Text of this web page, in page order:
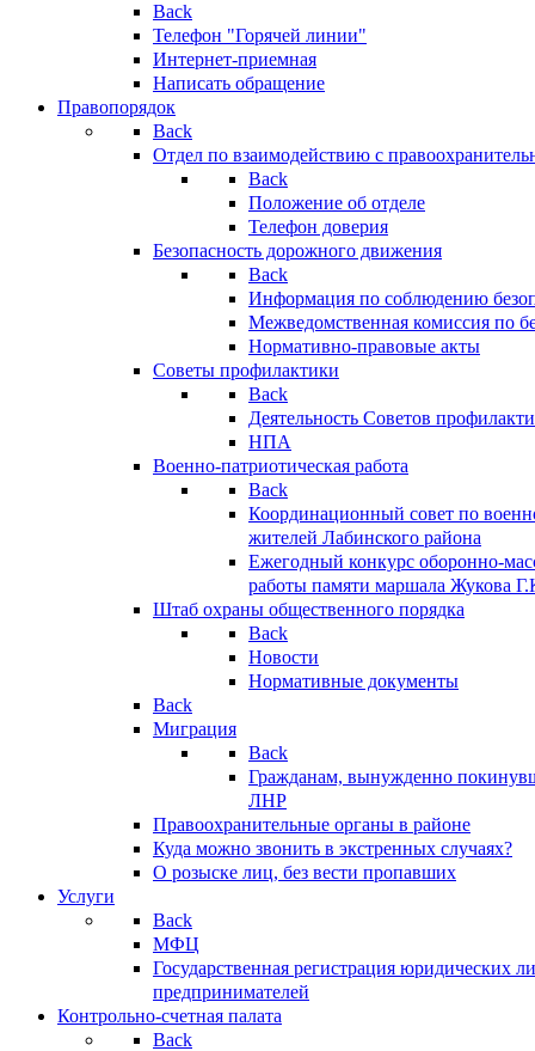
Back
Телефон "Горячей линии"
Интернет-приемная
Написать обращение
Правопорядок
Back
Отдел по взаимодействию с
Back
Положение об отделе
Телефон доверия
Безопасность дорожного движения
Back
Информация по соблюдению
Межведомственная комиссия по
Нормативно-правовые акты
Советы профилактики
Back
Деятельность Советов
НПА
Военно-патриотическая работа
Back
Координационный совет по
жителей Лабинского района
Ежегодный конкурс оборонно-
работы памяти маршала Жукова
Штаб охраны общественного порядка
Back
Новости
Нормативные документы
Back
Миграция
Back
Гражданам, вынужденно
ЛНР
Правоохранительные органы в районе
Куда можно звонить в экстренных случаях?
О розыске лиц, без вести пропавших
Услуги
Back
МФЦ
Государственная регистрация юридических
предпринимателей
Контрольно-счетная палата
Back